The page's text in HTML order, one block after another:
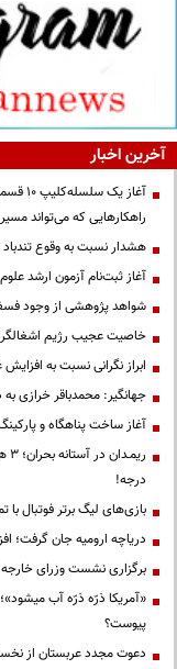
آخرین اخبار
آغاز
راهکارهایی که می‌تواند
هشدار نسبت به وقوع تندباد
آغاز ثبت‌نام آزمون ارشد
شواهد پژوهشی از وجود
خاصیت عجیب رژیم اشغالگر
ابراز نگرانی نسبت به
جهانگیر: محمدباقر خرازی
آغاز ساخت پناهگاه و
درجه!
بازی‌های لیگ برتر فوتبال با
دریاچه ارومیه جان گرفت؛ افزایش ۷۸
برگزاری نشست وزرای
«آمریکا ذرّه ذرّه آب
پیوست؟
دعوت مجدد عربستان از